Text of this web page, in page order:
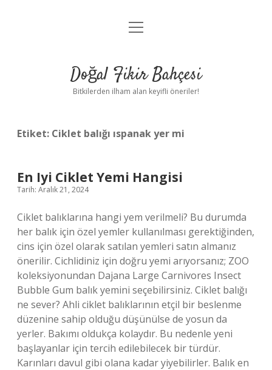
Anasayfa
Yasal Uyarı
menüyü
Doğal Fikir Bahçesi
Bitkilerden ilham alan keyifli öneriler!
Etiket: Ciklet balığı ıspanak yer mi
En Iyi Ciklet Yemi Hangisi
Tarih: Aralık 21, 2024
Ciklet balıklarına hangi yem verilmeli? Bu durumda
her balık için özel yemler kullanılması gerektiğinden,
cins için özel olarak satılan yemleri satın almanız
önerilir. Cichlidiniz için doğru yemi arıyorsanız; ZOO
koleksiyonundan Dajana Large Carnivores Insect
Bubble Gum balık yemini seçebilirsiniz. Ciklet balığı
ne sever? Ahli ciklet balıklarının etçil bir beslenme
düzenine sahip olduğu düşünülse de yosun da
yerler. Bakımı oldukça kolaydır. Bu nedenle yeni
başlayanlar için tercih edilebilecek bir türdür.
Karınları davul gibi olana kadar yiyebilirler. Balık en